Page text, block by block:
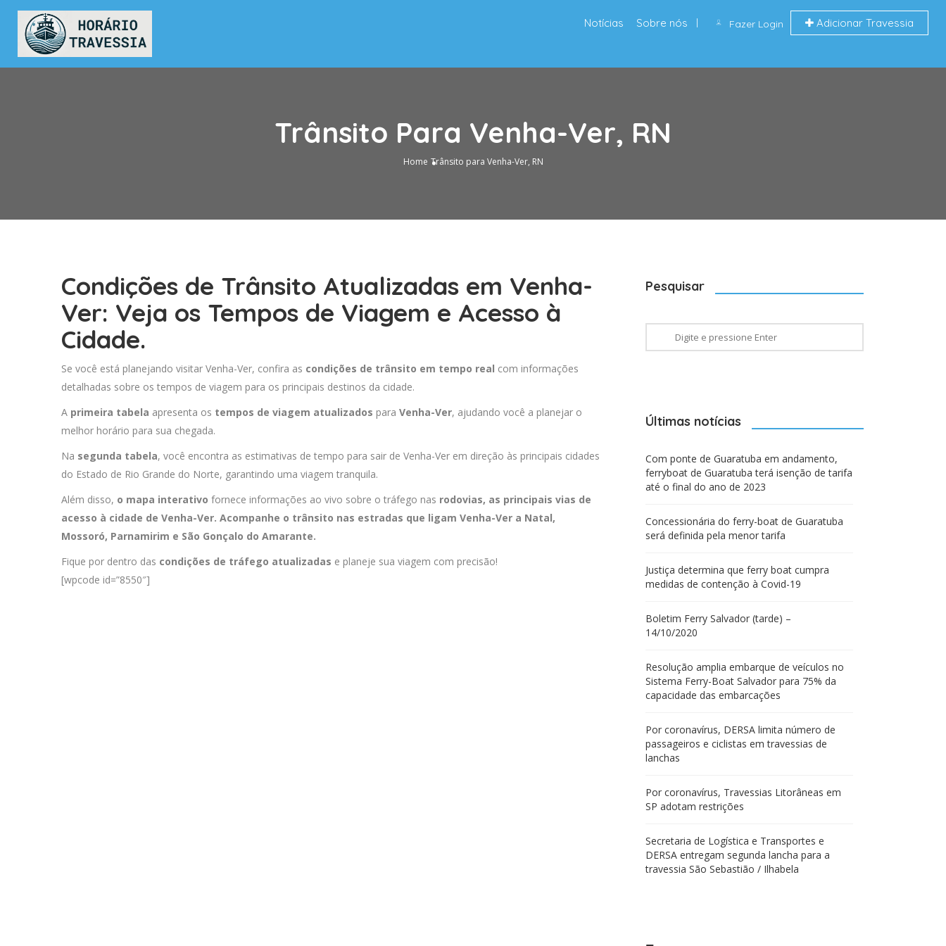
Fazer Login Adicionar Travessia
Notícias Sobre nós
Trânsito Para Venha-Ver, RN
Home Trânsito para Venha-Ver, RN
Condições de Trânsito Atualizadas em Venha-
Ver: Veja os Tempos de Viagem e Acesso à
Cidade.
Se você está planejando visitar Venha-Ver, confira as condições de trânsito em tempo real com informações
detalhadas sobre os tempos de viagem para os principais destinos da cidade.
A primeira tabela apresenta os tempos de viagem atualizados para Venha-Ver, ajudando você a planejar o
melhor horário para sua chegada.
Na segunda tabela, você encontra as estimativas de tempo para sair de Venha-Ver em direção às principais cidades
do Estado de Rio Grande do Norte, garantindo uma viagem tranquila.
Além disso, o mapa interativo fornece informações ao vivo sobre o tráfego nas rodovias, as principais vias de
acesso à cidade de Venha-Ver. Acompanhe o trânsito nas estradas que ligam Venha-Ver a Natal,
Mossoró, Parnamirim e São Gonçalo do Amarante.
Fique por dentro das condições de tráfego atualizadas e planeje sua viagem com precisão!
[wpcode id=”8550″]
Pesquisar
Últimas notícias
Com ponte de Guaratuba em andamento,
ferryboat de Guaratuba terá isenção de tarifa
até o final do ano de 2023
Concessionária do ferry-boat de Guaratuba
será definida pela menor tarifa
Justiça determina que ferry boat cumpra
medidas de contenção à Covid-19
Boletim Ferry Salvador (tarde) –
14/10/2020
Resolução amplia embarque de veículos no
Sistema Ferry-Boat Salvador para 75% da
capacidade das embarcações
Por coronavírus, DERSA limita número de
passageiros e ciclistas em travessias de
lanchas
Por coronavírus, Travessias Litorâneas em
SP adotam restrições
Secretaria de Logística e Transportes e
DERSA entregam segunda lancha para a
travessia São Sebastião / Ilhabela